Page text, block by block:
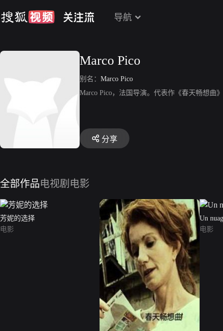
导航
Marco Pico
别名： Marco Pico
Marco Pico，法国导演。代表作《春天畅想曲
分享
全部作品电视剧 电影
芳妮的选择
电影
Un
电影